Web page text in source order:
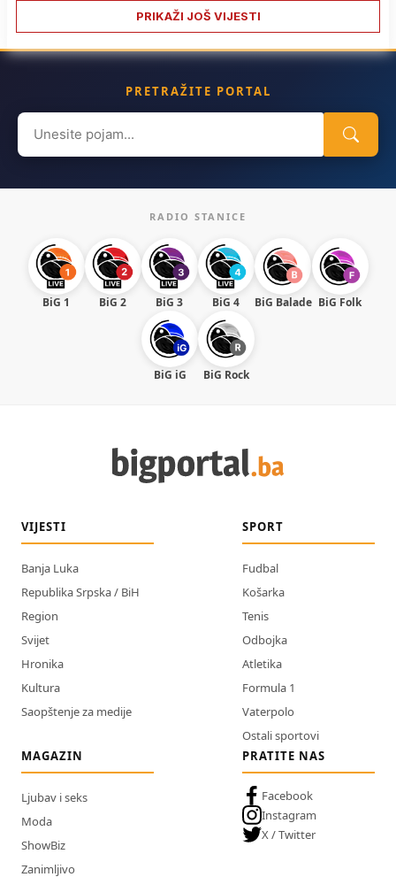
PRIKAŽI JOŠ VIJESTI
PRETRAŽITE PORTAL
Search
for:
RADIO STANICE
BiG 1 BiG 2 BiG 3 BiG 4 BiG Balade BiG Folk
BiG iG BiG Rock
VIJESTI
Banja Luka
Republika Srpska / BiH
Region
Svijet
Hronika
Kultura
Saopštenje za medije
SPORT
Fudbal
Košarka
Tenis
Odbojka
Atletika
Formula 1
Vaterpolo
Ostali sportovi
MAGAZIN
Ljubav i seks
Moda
ShowBiz
Zanimljivo
PRATITE NAS
Facebook
Instagram
X / Twitter